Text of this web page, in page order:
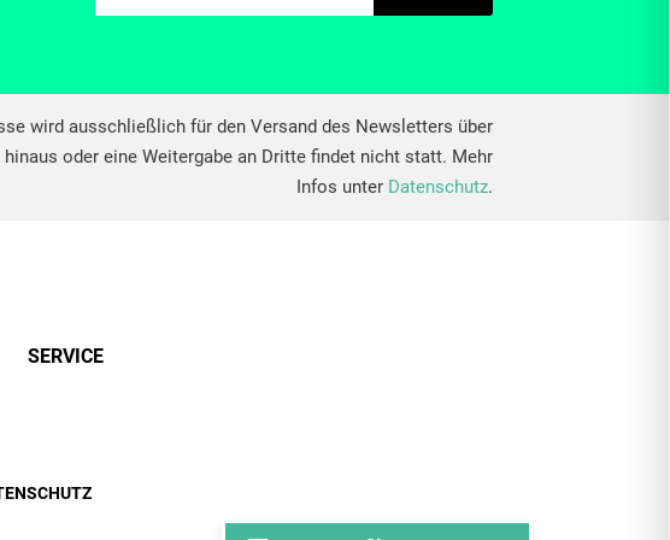
wird ausschließlich für den Versand des Newsletters über
hinaus oder eine Weitergabe an Dritte findet nicht statt. Mehr
Infos unter Datenschutz.
SERVICE